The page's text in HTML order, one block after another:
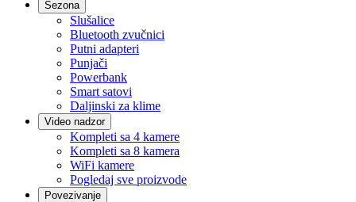
Sezona
Slušalice
Bluetooth zvučnici
Putni adapteri
Punjači
Powerbank
Smart satovi
Daljinski za klime
Video nadzor
Kompleti sa 4 kamere
Kompleti sa 8 kamera
WiFi kamere
Pogledaj sve proizvode
Povezivanje